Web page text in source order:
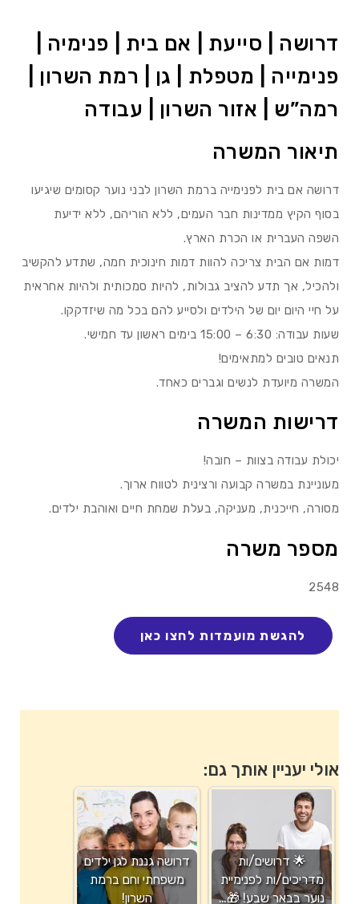
דרושה | סייעת | אם בית | פנימיה |
פנימייה | מטפלת | גן | רמת השרון |
רמה”ש | אזור השרון | עבודה
תיאור המשרה
דרושה אם בית לפנימייה ברמת השרון לבני נוער קסומים שיגיעו
בסוף הקיץ ממדינות חבר העמים, ללא הוריהם, ללא ידיעת
השפה העברית או הכרת הארץ.
דמות אם הבית צריכה להוות דמות חינוכית חמה, שתדע להקשיב
ולהכיל, אך תדע להציב גבולות, להיות סמכותית ולהיות אחראית
על חיי היום יום של הילדים ולסייע להם בכל מה שיזדקקו.
שעות עבודה: 6:30 – 15:00 בימים ראשון עד חמישי.
תנאים טובים למתאימים!
המשרה מיועדת לנשים וגברים כאחד.
דרישות המשרה
יכולת עבודה בצוות – חובה!
מעוניינת במשרה קבועה ורצינית לטווח ארוך.
מסורה, חייכנית, מעניקה, בעלת שמחת חיים ואוהבת ילדים.
מספר משרה
2548
אולי יעניין אותך גם:
🌟 דרושים/ות
מדריכים/ות לפנימיית
נוער בבאר שבע! 🎁…
דרושה גננת לגן ילדים
משפחתי וחם ברמת
השרון!